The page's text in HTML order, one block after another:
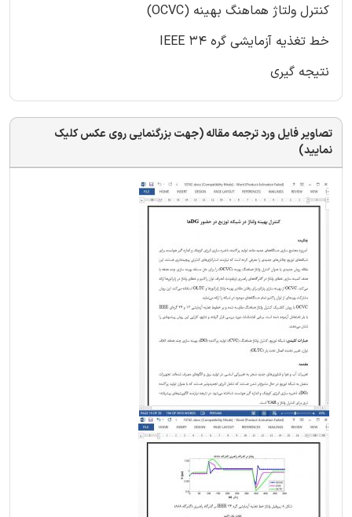
کنترل ولتاژ هماهنگ بهینه (OCVC)
خط تغذیه آزمایشی گره 34 IEEE
نتیجه گیری
تصاویر فایل ورد ترجمه مقاله (جهت بزرگنمایی روی عکس کلیک
نمایید)